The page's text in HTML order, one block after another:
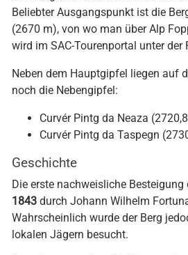
Beliebter Ausgangspunkt ist die
(2670 m), von wo man über Alp
wird im SAC-Tourenportal unter der
Neben dem Hauptgipfel liegen auf
noch die Nebengipfel:
Curvér Pintg da Neaza
Curvér Pintg da Taspegn
Geschichte
Die erste nachweisliche Besteigung
1843 durch Johann Wilhelm
Wahrscheinlich wurde der Berg
lokalen Jägern besucht.